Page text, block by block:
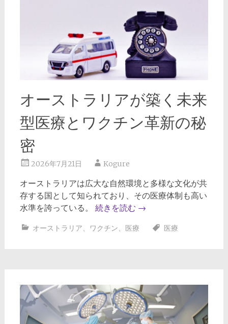
オーストラリアが築く未来
型医療とワクチン革新の秘
密
2026年7月21日 Kogure
オーストラリアは広大な自然環境と多様な文化が共
存する国として知られており、その医療体制も高い
水準を誇っている。 続きを読む →
オーストラリア ワクチン 医療 医療